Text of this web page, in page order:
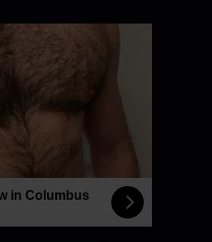
in Columbus